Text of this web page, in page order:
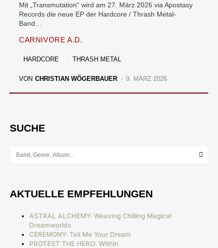
Mit „Transmutation“ wird am 27. März 2026 via Apostasy
Records die neue EP der Hardcore / Thrash Metal-
Band…
CARNIVORE A.D.
HARDCORE THRASH METAL
VON CHRISTIAN WÖGERBAUER 9. MÄRZ 2026
SUCHE
AKTUELLE EMPFEHLUNGEN
ASTRAL ALCHEMY: Weaving Chilling Magical
Dreamworlds
CEREMONY: Tell Me Your Dream
PROTEST THE HERO: Within